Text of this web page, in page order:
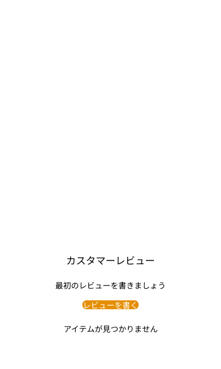
カスタマーレビュー
最初のレビューを書きましょう
レビューを書く
アイテムが見つかりません